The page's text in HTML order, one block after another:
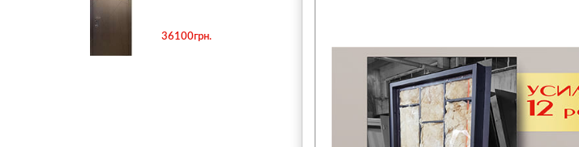
36100грн.